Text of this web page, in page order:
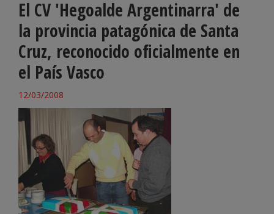
El CV 'Hegoalde Argentinarra' de
la provincia patagónica de Santa
Cruz, reconocido oficialmente en
el País Vasco
12/03/2008